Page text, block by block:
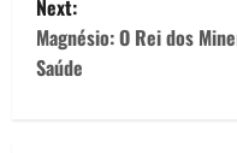
t
n
Next:
Magnésio: O Rei dos
Saúde